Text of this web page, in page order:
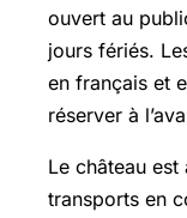
ouvert au
jours fériés.
en français et
réserver à
Le château
transports en